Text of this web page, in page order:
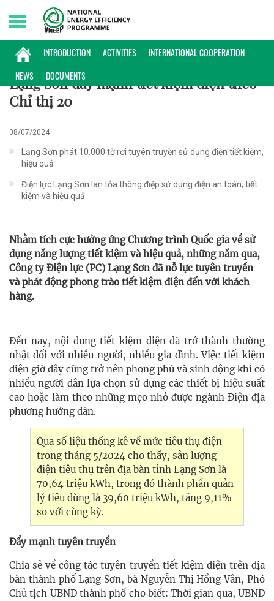
INTRODUCTION ACTIVITIES
INTERNATIONAL COOPERATION
NEWS
DOCUMENTS
Sunday, 09/08/2026 | 03:59 GMT+7
HOẠT ĐỘNG
Lạng Sơn đẩy mạnh tiết kiệm điện theo
Chỉ thị 20
08/07/2024
Lạng Sơn phát 10.000 tờ rơi tuyên truyền sử dụng điện tiết kiệm,
hiệu quả
Điện lực Lạng Sơn lan tỏa thông điệp sử dụng điện an toàn, tiết
kiệm và hiệu quả
Nhằm tích cực hưởng ứng Chương trình Quốc gia về sử
dụng năng lượng tiết kiệm và hiệu quả, những năm qua,
Công ty Điện lực (PC) Lạng Sơn đã nỗ lực tuyên truyền
và phát động phong trào tiết kiệm điện đến với khách
hàng.
Đến nay, nội dung tiết kiệm điện đã trở thành thường
nhật đối với nhiều người, nhiều gia đình. Việc tiết kiệm
điện giờ đây cũng trở nên phong phú và sinh động khi có
nhiều người dân lựa chọn sử dụng các thiết bị hiệu suất
cao hoặc làm theo những mẹo nhỏ được ngành Điện địa
phương hướng dẫn.
Qua số liệu thống kê về mức tiêu thụ điện
trong tháng 5/2024 cho thấy, sản lượng
điện tiêu thụ trên địa bàn tỉnh Lạng Sơn là
70,64 triệu kWh, trong đó thành phần quản
lý tiêu dùng là 39,60 triệu kWh, tăng 9,11%
so với cùng kỳ.
Đẩy mạnh tuyên truyền
Chia sẻ về công tác tuyên truyền tiết kiệm điện trên địa
bàn thành phố Lạng Sơn, bà Nguyễn Thị Hồng Vân, Phó
Chủ tịch UBND thành phố cho biết: Thời gian qua, UBND